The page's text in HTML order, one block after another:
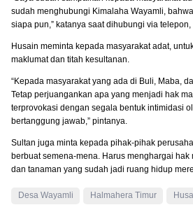
sudah menghubungi Kimalaha Wayamli,
siapa pun,” katanya saat dihubungi via telepon,
Husain meminta kepada masyarakat adat,
maklumat dan titah kesultanan.
“Kepada masyarakat yang ada di Buli, Maba,
Tetap perjuangankan apa yang menjadi hak
terprovokasi dengan segala bentuk intimidasi
bertanggung jawab,” pintanya.
Sultan juga minta kepada pihak-pihak
berbuat semena-mena. Harus menghargai hak
dan tanaman yang sudah jadi ruang hidup
Desa Wayamli Halmahera Timur